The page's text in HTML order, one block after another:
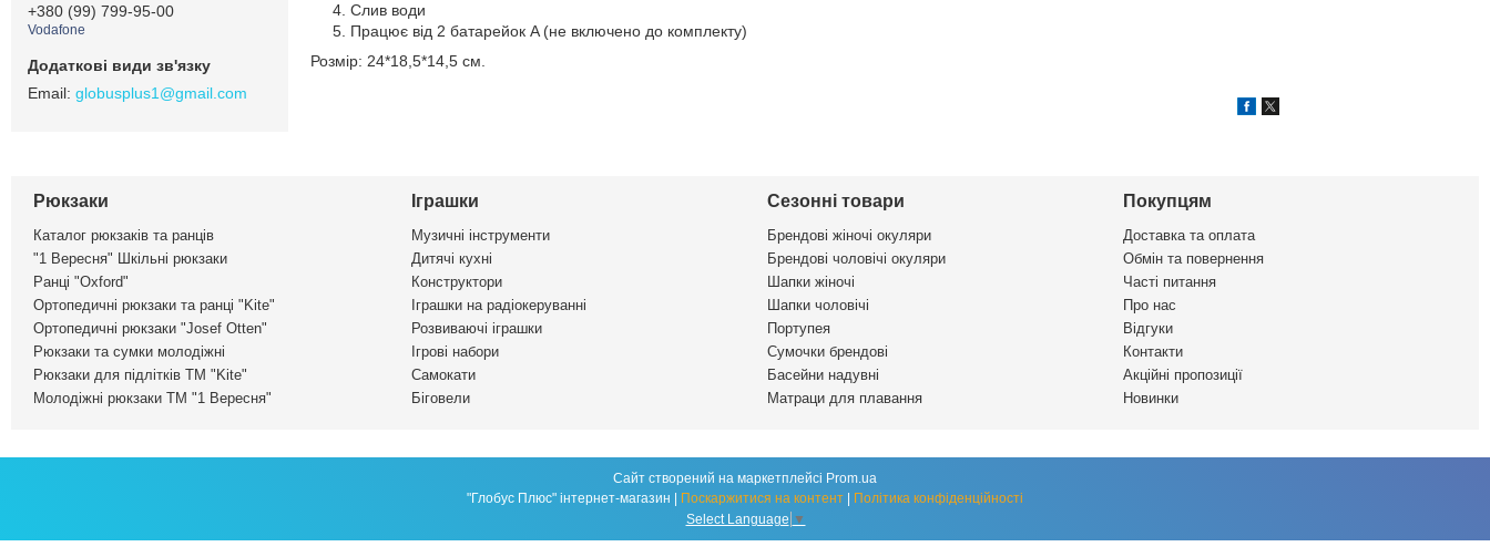
Слив води
Працює від 2 батарейок A (не включено до комплекту)
Розмір: 24*18,5*14,5 см.
+380 (99) 799-95-00
Vodafone
globusplus1@gmail.com
Рюкзаки
Каталог рюкзаків та ранців
"1 Вересня" Шкільні рюкзаки
Ранці "Oxford"
Ортопедичні рюкзаки та ранці "Kite"
Ортопедичні рюкзаки "Josef Otten"
Рюкзаки та сумки молодіжні
Рюкзаки для підлітків ТМ "Kite"
Молодіжні рюкзаки ТМ "1 Вересня"
Іграшки
Музичні інструменти
Дитячі кухні
Конструктори
Іграшки на радіокеруванні
Розвиваючі іграшки
Ігрові набори
Самокати
Біговели
Сезонні товари
Брендові жіночі окуляри
Брендові чоловічі окуляри
Шапки жіночі
Шапки чоловічі
Портупея
Сумочки брендові
Басейни надувні
Матраци для плавання
Покупцям
Доставка та оплата
Обмін та повернення
Часті питання
Про нас
Відгуки
Контакти
Акційні пропозиції
Новинки
Сайт створений на маркетплейсі Prom.ua
Поскаржитися на контент
Політика конфіденційності
Select Language ▼